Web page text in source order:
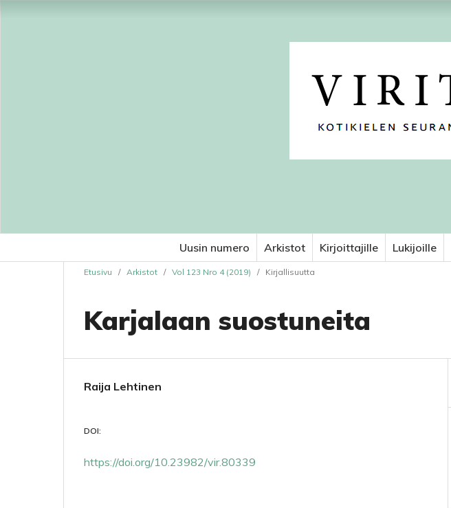
Uusin numero Arkistot Kirjoittajille Lukijoille
Etusivu / Arkistot / Vol 123 Nro 4 (2019) / Kirjallisuutta
Karjalaan suostuneita
Raija Lehtinen
DOI:
https://doi.org/10.23982/vir.80339